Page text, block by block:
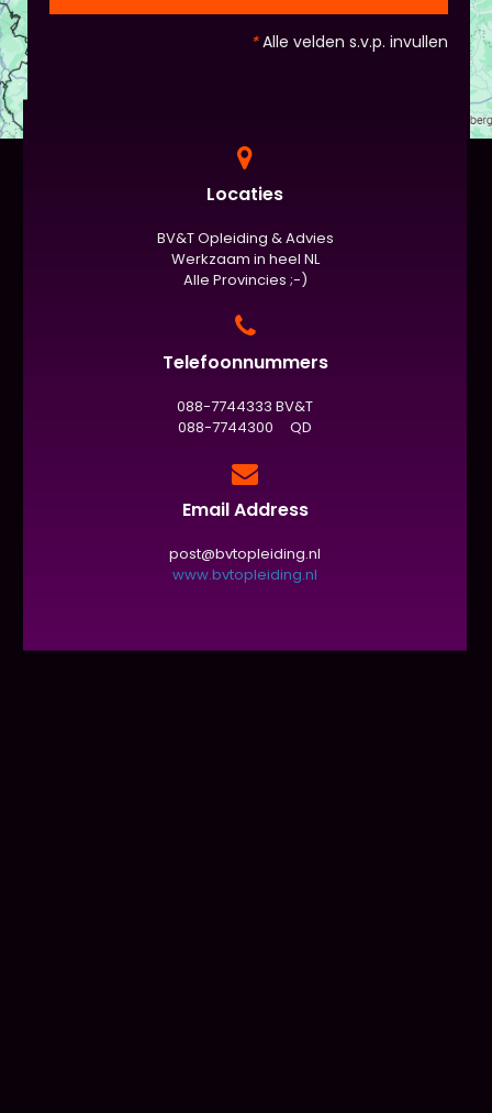
*Alle velden s.v.p. invullen
Locaties
BV&T Opleiding & Advies
Werkzaam in heel NL
Alle Provincies ;-)
Telefoonnummers
088-7744333 BV&T
088-7744300 QD
Email Address
post@bvtopleiding.nl
www.bvtopleiding.nl